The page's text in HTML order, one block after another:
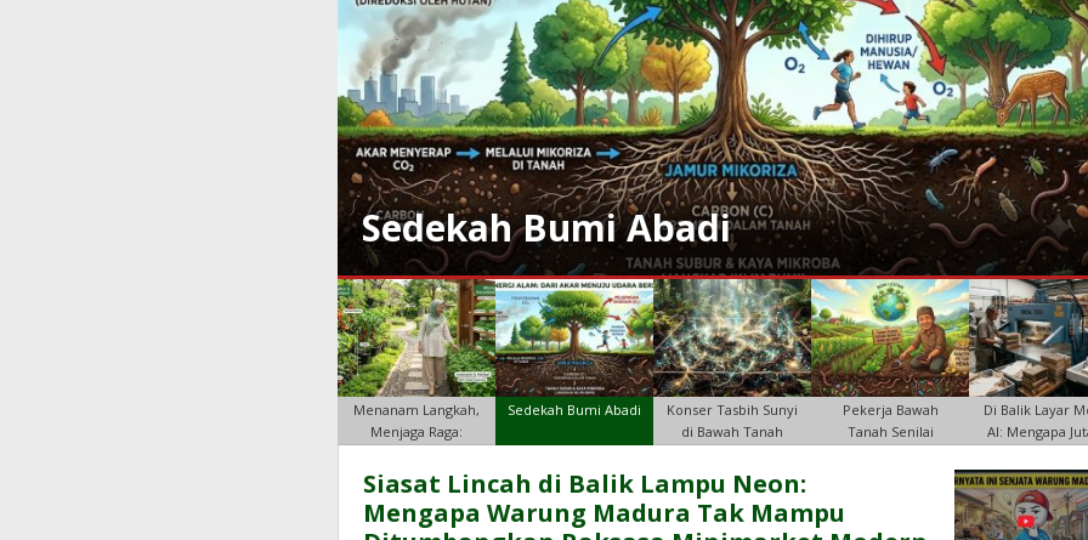
Sedekah Bumi Abadi
Menanam Langkah,
Menjaga Raga:
Sedekah Bumi Abadi
Konser Tasbih Sunyi
di Bawah Tanah
Pekerja Bawah
Tanah Senilai
Di Balik Layar
AI: Mengapa
Warta
Pilihan
Siasat Lincah di Balik Lampu Neon:
Mengapa Warung Madura Tak Mampu